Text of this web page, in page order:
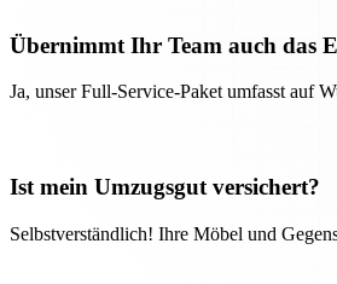
Übernimmt Ihr Team auch das
Ja, unser Full-Service-Paket umfasst auf
Ist mein Umzugsgut versichert?
Selbstverständlich! Ihre Möbel und